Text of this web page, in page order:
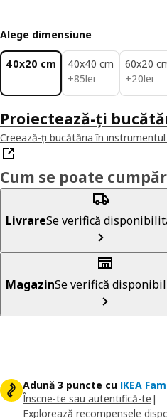
Alege dimensiune
40x20 cm
40x40 cm
+85lei
85lei
60x20
+20lei
20lei
Proiectează-ți
Creează-ți bucătăria în
Cum se poate
LivrareSe verifică
MagazinSe verifică
Adună 3 puncte cu IKEA
Înscrie-te sau autentifică-te |
Explorează recompensele